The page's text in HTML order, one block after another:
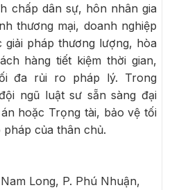
chấp dân sự, hôn nhân gia
thương mại, doanh nghiệp
pháp thương lượng, hòa
hàng tiết kiệm thời gian,
đa rủi ro pháp lý. Trong
ngũ luật sư sẵn sàng đại
hoặc Trọng tài, bảo vệ tối
của thân chủ.
Long, P. Phú Nhuận,